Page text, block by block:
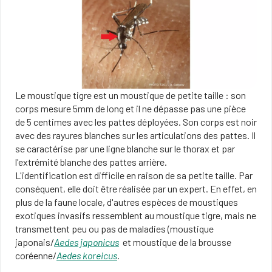
Le moustique tigre est un moustique de petite taille : son
corps mesure 5mm de long et il ne dépasse pas une pièce
de 5 centimes avec les pattes déployées. Son corps est noir
avec des rayures blanches sur les articulations des pattes. Il
se caractérise par une ligne blanche sur le thorax et par
l'extrémité blanche des pattes arrière​.
L'identification est difficile en raison de sa petite taille. Par
conséquent, elle doit être réalisée par un expert. En effet, en
plus de la faune locale, d'autres espèces de moustiques
exotiques invasifs ressemblent au moustique tigre, mais ne
transmettent peu ou pas de maladies (moustique
japonais/Aedes japonicus et moustique de la brousse
coréenne/Aedes koreicus.